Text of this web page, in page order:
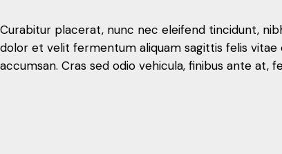
Curabitur placerat, nunc nec eleifend tincidunt,
dolor et velit fermentum aliquam sagittis felis
accumsan. Cras sed odio vehicula, finibus ante at,